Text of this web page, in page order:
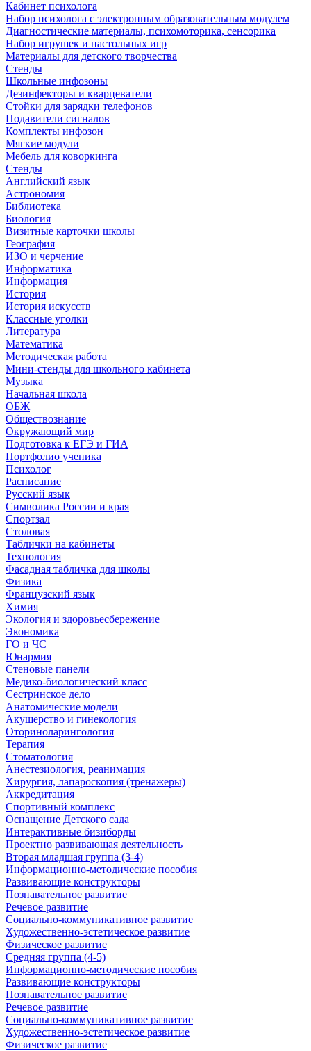
Кабинет психолога
Набор психолога с электронным образовательным модулем
Диагностические материалы, психомоторика, сенсорика
Набор игрушек и настольных игр
Материалы для детского творчества
Стенды
Школьные инфозоны
Дезинфекторы и кварцеватели
Стойки для зарядки телефонов
Подавители сигналов
Комплекты инфозон
Мягкие модули
Мебель для коворкинга
Стенды
Английский язык
Астрономия
Библиотека
Биология
Визитные карточки школы
География
ИЗО и черчение
Информатика
Информация
История
История искусств
Классные уголки
Литература
Математика
Методическая работа
Мини-стенды для школьного кабинета
Музыка
Начальная школа
ОБЖ
Обществознание
Окружающий мир
Подготовка к ЕГЭ и ГИА
Портфолио ученика
Психолог
Расписание
Русский язык
Символика России и края
Спортзал
Столовая
Таблички на кабинеты
Технология
Фасадная табличка для школы
Физика
Французский язык
Химия
Экология и здоровьесбережение
Экономика
ГО и ЧС
Юнармия
Стеновые панели
Медико-биологический класс
Сестринское дело
Анатомические модели
Акушерство и гинекология
Оториноларингология
Терапия
Стоматология
Анестезиология, реанимация
Хирургия, лапароскопия (тренажеры)
Аккредитация
Спортивный комплекс
Оснащение Детского сада
Интерактивные бизиборды
Проектно развивающая деятельность
Вторая младшая группа (3-4)
Информационно-методические пособия
Развивающие конструкторы
Познавательное развитие
Речевое развитие
Социально-коммуникативное развитие
Художественно-эстетическое развитие
Физическое развитие
Средняя группа (4-5)
Информационно-методические пособия
Развивающие конструкторы
Познавательное развитие
Речевое развитие
Социально-коммуникативное развитие
Художественно-эстетическое развитие
Физическое развитие